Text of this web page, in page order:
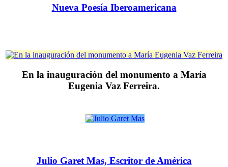
Nueva Poesía Iberoamericana
En la inauguración del monumento a María
Eugenia Vaz Ferreira.
Julio Garet Mas, Escritor de América